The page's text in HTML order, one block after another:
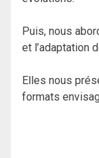
Puis, nous
et l’adaptation
Elles nous
formats